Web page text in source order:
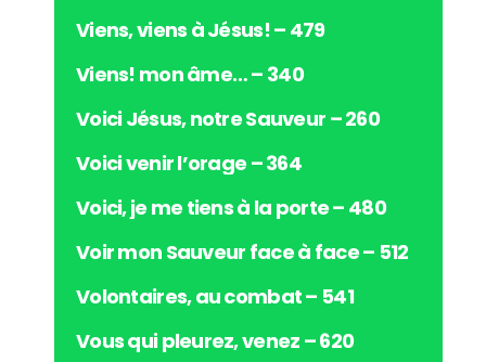
Viens, viens à Jésus! – 479
Viens! mon âme… – 340
Voici Jésus, notre Sauveur – 260
Voici venir l’orage – 364
Voici, je me tiens à la porte – 480
Voir mon Sauveur face à face – 512
Volontaires, au combat – 541
Vous qui pleurez, venez – 620